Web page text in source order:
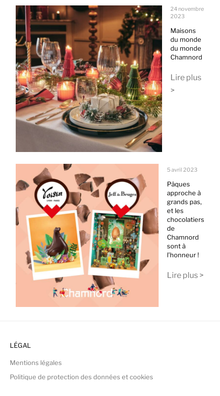
24 novembre
2023
Maisons
du monde
du monde
Chamnord
Lire plus
>
5 avril 2023
Pâques
approche à
grands pas,
et les
chocolatiers
de
Chamnord
sont à
l’honneur !
Lire plus >
LÉGAL
Mentions légales
Politique de protection des données et cookies